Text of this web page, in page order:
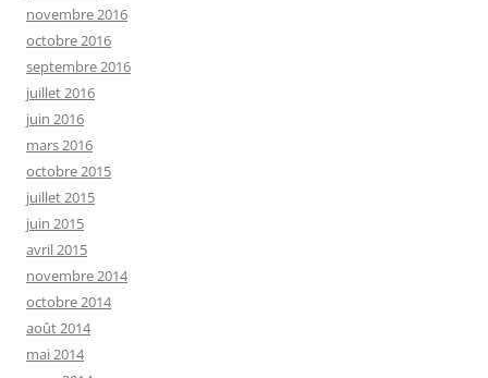
novembre 2016
octobre 2016
septembre 2016
juillet 2016
juin 2016
mars 2016
octobre 2015
juillet 2015
juin 2015
avril 2015
novembre 2014
octobre 2014
août 2014
mai 2014